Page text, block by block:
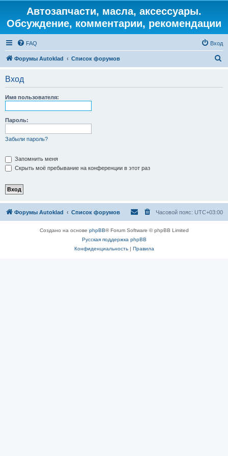
Автозапчасти, масла, аксессуары.
Обсуждение, комментарии, рекомендации
FAQ Вход
Форумы Autoklad Список форумов
Вход
Имя пользователя:
Пароль:
Забыли пароль?
Запомнить меня
Скрыть моё пребывание на конференции в этот раз
Форумы Autoklad Список форумов Часовой пояс: UTC+03:00
Создано на основе phpBB® Forum Software © phpBB Limited
Русская поддержка phpBB
Конфиденциальность| Правила